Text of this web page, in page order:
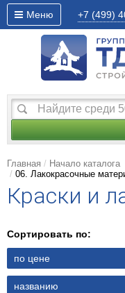
Меню +7 (499)
Главная
Начало каталога
06. Лакокрасочные
Краски и
Сортировать по:
по цене
названию